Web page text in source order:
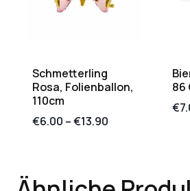
Schmetterling
Rosa, Folienballon,
110cm
€6.00 –€13.90
86
€